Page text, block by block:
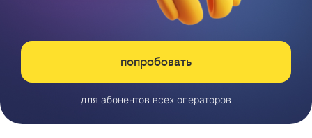
попробовать
для абонентов всех операторов